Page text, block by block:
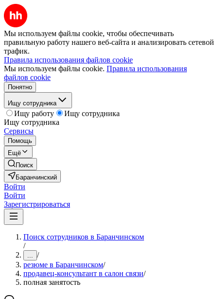
Мы используем файлы cookie, чтобы обеспечивать
правильную работу нашего веб-сайта и анализировать сетевой
трафик.
Правила использования файлов cookie
Мы используем файлы cookie. Правила использования
файлов cookie
Понятно
Ищу сотрудника
Ищу работу
Ищу сотрудника
Ищу сотрудника
Сервисы
Помощь
Ещё
Поиск
Баранчинский
Войти
Войти
Зарегистрироваться
Поиск сотрудников в Баранчинском
/
... /
резюме в Баранчинском/
продавец-консультант в салон связи/
полная занятость